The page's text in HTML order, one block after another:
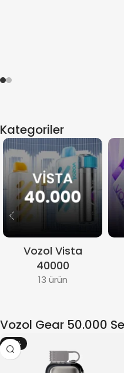
Kategoriler
Vozol Vista
40000
13 ürün
Vozol Gear 50.000
-18%